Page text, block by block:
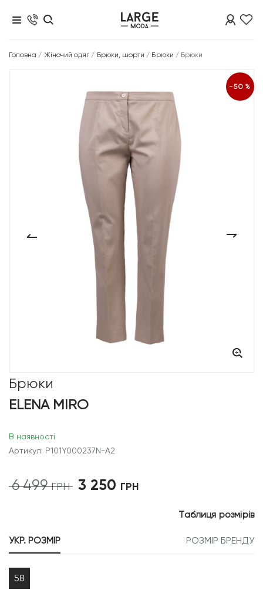
Головна / Жіночий одяг / Брюки, шорти / Брюки / Брюки
-50%
Брюки
ELENA MIRO
В наявності
Артикул: P101Y000237N-A2
6 499ГРН
Оригінальна
3 250 ГРН
УКР. РОЗМІР
РОЗМІР БРЕНДУ
Таблиця розмірів
58